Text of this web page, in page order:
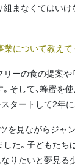
まなくてはいけ
について教えて
ーの食の提案や
そして、蜂蜜を
タートして2年に
を見ながらジャ
た。子どもたち
りたいと夢見る